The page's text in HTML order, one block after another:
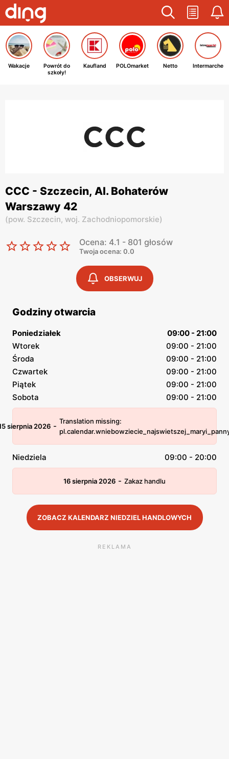
Wakacje
Powrót do
szkoły!
Kaufland POLOmarket Netto Intermarche
CCC - Szczecin, Al. Bohaterów
Warszawy 42
(pow. Szczecin, woj. Zachodniopomorskie)
Ocena: 4.1 - 801 głosów
Twoja ocena: 0.0
OBSERWUJ
Godziny otwarcia
Poniedziałek
09:00 - 21:00
Wtorek
09:00 - 21:00
Środa
09:00 - 21:00
Czwartek
09:00 - 21:00
Piątek
09:00 - 21:00
Sobota
09:00 - 21:00
sierpnia 2026 - Translation missing:
Niedziela 09:00 - 20:00
16 sierpnia 2026 - Zakaz handlu
ZOBACZ KALENDARZ NIEDZIEL HANDLOWYCH
REKLAMA